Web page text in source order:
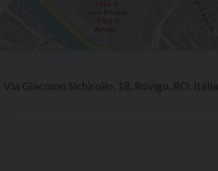
Via Giacomo Sichirollo, 18, Rovigo, RO, Italia